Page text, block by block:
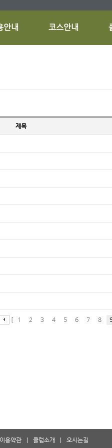
안내 코스안내
제목
[ 1 2 3 4 5 6 7 8
이용약관 클럽소개 오시는길